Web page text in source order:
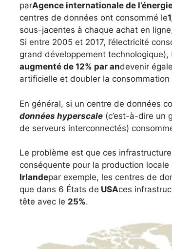
parAgence internationale de
centres de données ont consommé le
sous-jacentes à chaque achat en
Si entre 2005 et 2017, l’électricité
grand développement technologique),
augmenté de 12% par andevenir
artificielle et doubler la consommation
En général, si un centre de données
données hyperscale (c’est-à-dire un
de serveurs interconnectés)
Le problème est que ces
conséquente pour la production
Irlandepar exemple, les centres de
que dans 6 États de USAces
tête avec le 25%.